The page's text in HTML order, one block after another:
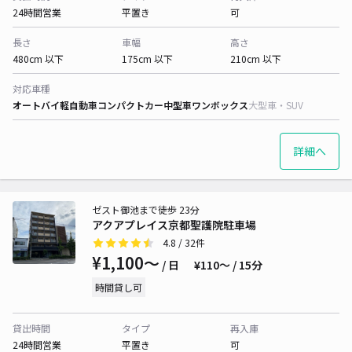
24時間営業
平置き
可
長さ
480cm 以下
車幅
175cm 以下
高さ
210cm 以下
対応車種
オートバイ軽自動車コンパクトカー中型車ワンボックス大型車・SUV
詳細へ
アクアプレイス京都聖護院駐車場
ゼスト御池まで徒歩 23分
4.8 / 32件
¥1,100〜 / 日 ¥110〜 / 15分
時間貸し可
貸出時間
24時間営業
タイプ
平置き
再入庫
可